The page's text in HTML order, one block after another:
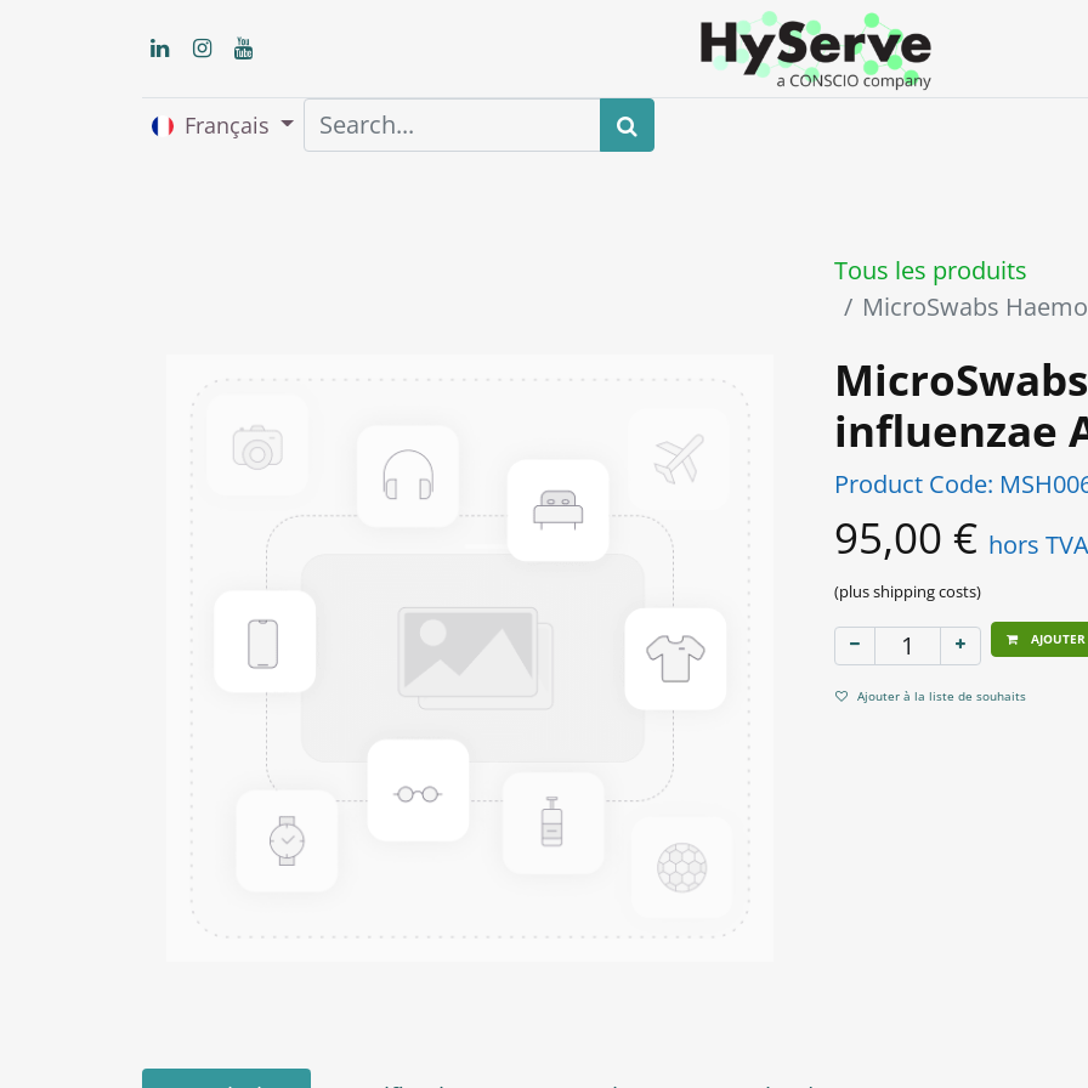
Français
Tous les produits
MicroSwabs
influenzae
Product Code:
95,00 € hors TVA
(plus shipping costs)
Ajouter à la liste de souhaits